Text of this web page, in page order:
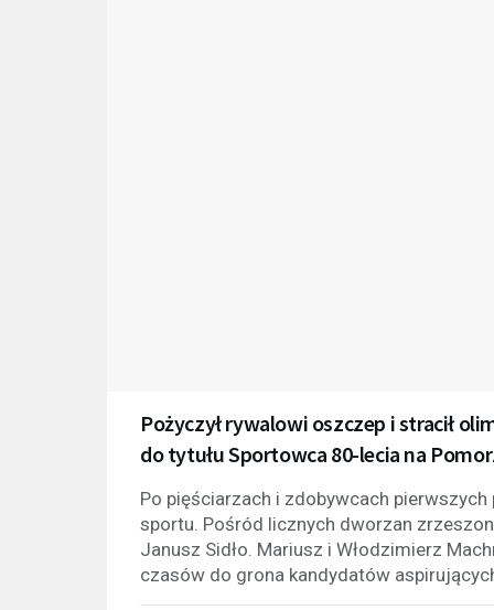
Pożyczył rywalowi oszczep i stracił
do tytułu Sportowca 80-lecia na
Po pięściarzach i zdobywcach
sportu. Pośród licznych dworzan
Janusz Sidło. Mariusz i Włodzimierz
czasów do grona kandydatów